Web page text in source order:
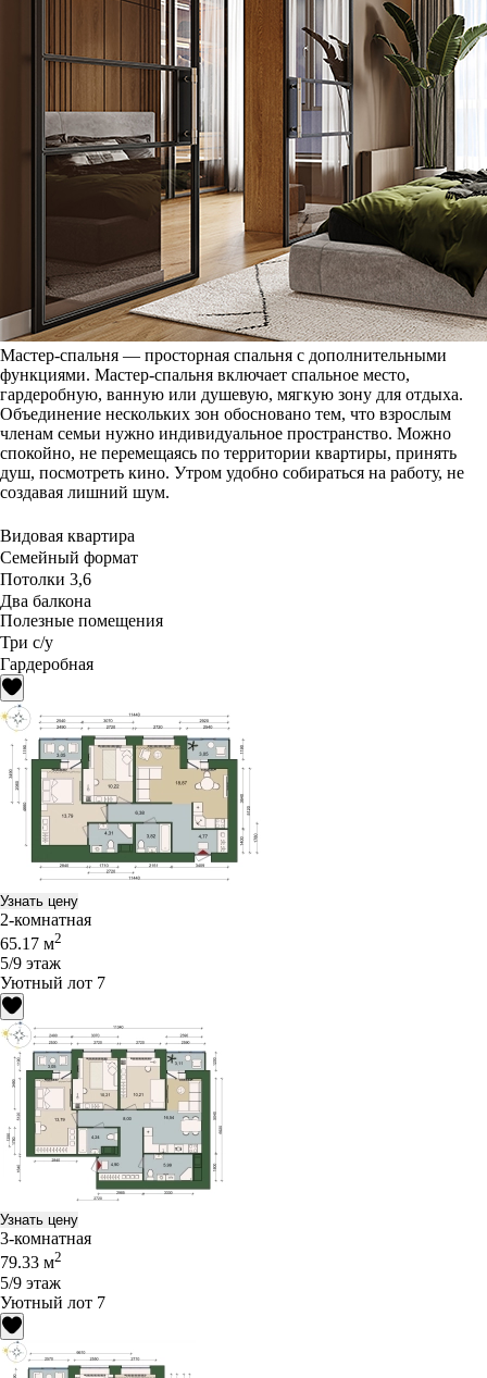
Мастер-спальня — просторная спальня с дополнительными
функциями. Мастер-спальня включает спальное место,
гардеробную, ванную или душевую, мягкую зону для отдыха.
Объединение нескольких зон обосновано тем, что взрослым
членам семьи нужно индивидуальное пространство. Можно
спокойно, не перемещаясь по территории квартиры, принять
душ, посмотреть кино. Утром удобно собираться на работу, не
создавая лишний шум.
Видовая квартира
Семейный формат
Потолки 3,6
Два балкона
Полезные помещения
Три с/у
Гардеробная
Узнать цену
2-комнатная
65.17 м2
5/9 этаж
Уютный лот 7
Узнать цену
3-комнатная
79.33 м2
5/9 этаж
Уютный лот 7